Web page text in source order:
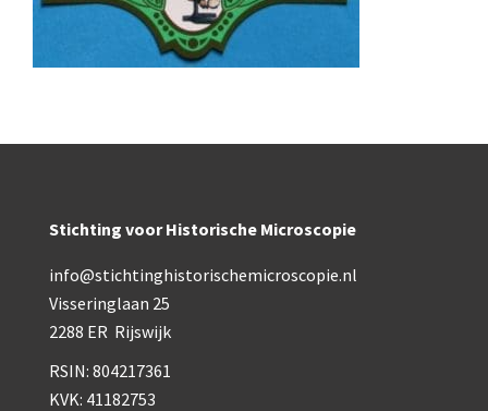
Culpeper (ca. 1735)
Cuff (ca. 1745)
Chevalier, trommelmicroscoop (1831-1841)
Nachet, ‘grand modèle’ (1856-1862)
Smith, Beck & Beck, ‘Lister limb’ (1857)
Beck & Beck, ‘popular microscope’ (ca.
Stichting voor Historische Microscopie
info@stichtinghistorischemicroscopie.nl
Visseringlaan 25
2288 ER Rijswijk
RSIN: 804217361
KVK: 41182753